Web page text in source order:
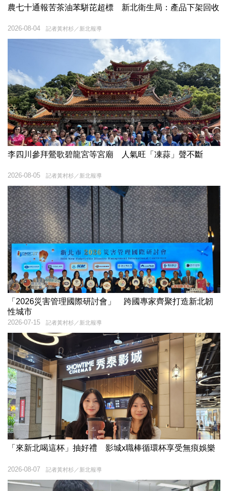
農七十通報苦茶油苯駢芘超標 新北衛生局：產品下架回收
記者黃村杉／新北報導
2026-08-04
李四川參拜鶯歌碧龍宮等宮廟 人氣旺「凍蒜」聲不斷
記者黃村杉／新北報導
2026-08-05
「2026災害管理國際研討會」 跨國專家齊聚打造新北韌
性城市
記者黃村杉／新北報導
2026-07-15
「來新北喝這杯」抽好禮 影城x職棒循環杯享受無痕娛樂
記者黃村杉／新北報導
2026-08-07